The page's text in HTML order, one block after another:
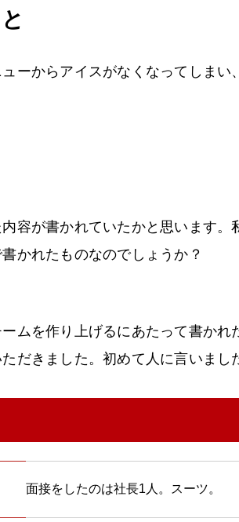
からアイスがなくなってしまい
容が書かれていたかと思います
かれたものなのでしょうか？
ムを作り上げるにあたって書か
だきました。初めて人に言いまし
面接をしたのは社長1人。スーツ。